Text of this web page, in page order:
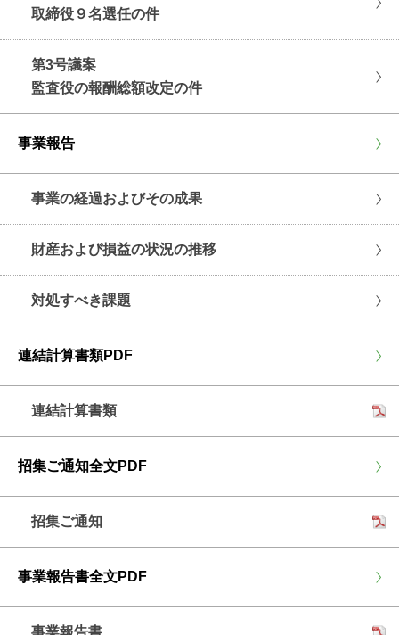
取締役９名選任の件
第3号議案
監査役の報酬総額改定の件
事業報告
事業の経過およびその成果
財産および損益の状況の推移
対処すべき課題
連結計算書類PDF
連結計算書類
招集ご通知全文PDF
招集ご通知
事業報告書全文PDF